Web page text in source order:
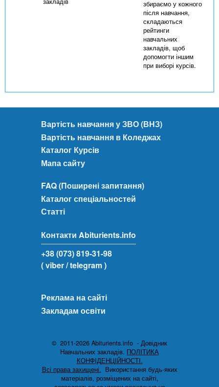
збираємо у кожного
після навчання,
складаються
рейтинги
навчальних
закладів, щоб
допомогти іншим
при виборі курсів.
Вартість навчання у ЗВО (ВНЗ)
Вартість навчання в Коледжах
Каталог Курсів
Мапа сайту
FAQ (Поширені запитання)
Каталог спеціальностей
Статті
Контакти Abiturients.info
+38 (073) 819-31-98
( viber/ telegram )
Реклама на сайті
Закладам освіти
© 2011-2026 Abiturients.info - Довідник
Навчальних закладів. ПОЛІТИКА
КОНФІДЕНЦІЙНОСТІ.
Всі права захищені. Використання будь-яких
матеріалів, розміщених на сайті,